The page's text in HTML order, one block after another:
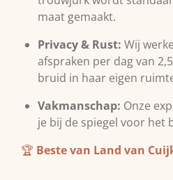
maat gemaakt.
Privacy & Rust: Wij
afspraken per dag van
bruid in haar eigen
Vakmanschap: Onze
je bij de spiegel voor het
🏆 Beste van Land van